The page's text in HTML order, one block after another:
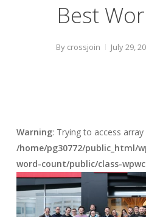
Best
By crossjoin July 29,
Warning: Trying to access
/home/pg30772/public_html/
word-count/public/class-